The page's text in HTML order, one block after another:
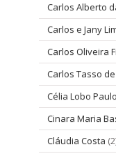
Carlos Alberto
Carlos e Jany
Carlos Oliveira
Carlos Tasso
Célia Lobo Paulo
Cinara Maria
Cláudia Costa